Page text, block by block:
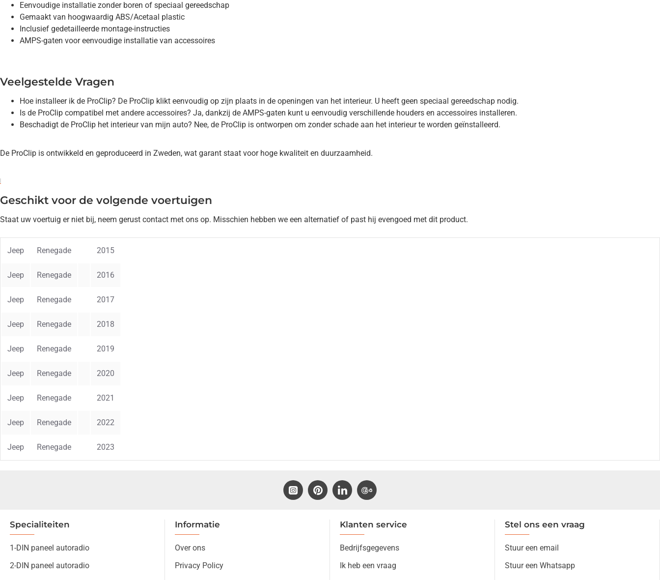
Eenvoudige installatie zonder boren of speciaal gereedschap
Gemaakt van hoogwaardig ABS/Acetaal plastic
Inclusief gedetailleerde montage-instructies
AMPS-gaten voor eenvoudige installatie van accessoires
Veelgestelde Vragen
Hoe installeer ik de ProClip? De ProClip klikt eenvoudig op zijn plaats in de openingen van het interieur. U heeft geen speciaal gereedschap nodig.
Is de ProClip compatibel met andere accessoires? Ja, dankzij de AMPS-gaten kunt u eenvoudig verschillende houders en accessoires installeren.
Beschadigt de ProClip het interieur van mijn auto? Nee, de ProClip is ontworpen om zonder schade aan het interieur te worden geïnstalleerd.
De ProClip is ontwikkeld en geproduceerd in Zweden, wat garant staat voor hoge kwaliteit en duurzaamheid.
Geschikt voor de volgende voertuigen
Staat uw voertuig er niet bij, neem gerust contact met ons op. Misschien hebben we een alternatief of past hij evengoed met dit product.
Jeep Renegade 2015
Jeep Renegade 2016
Jeep Renegade 2017
Jeep Renegade 2018
Jeep Renegade 2019
Jeep Renegade 2020
Jeep Renegade 2021
Jeep Renegade 2022
Jeep Renegade 2023
Specialiteiten
1-DIN paneel autoradio
2-DIN paneel autoradio
Informatie
Over ons
Privacy Policy
Klanten service
Bedrijfsgegevens
Ik heb een vraag
Stel ons een vraag
Stuur een email
Stuur een Whatsapp